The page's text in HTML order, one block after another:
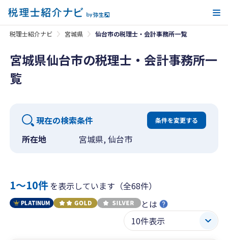
税理士紹介ナビ 宮城県 仙台市の税理士・会計事務所一覧
宮城県仙台市の税理士・会計事務所一
覧
現在の検索条件 条件を変更する
所在地 宮城県, 仙台市
1〜10件を表示しています（全68件）
とは